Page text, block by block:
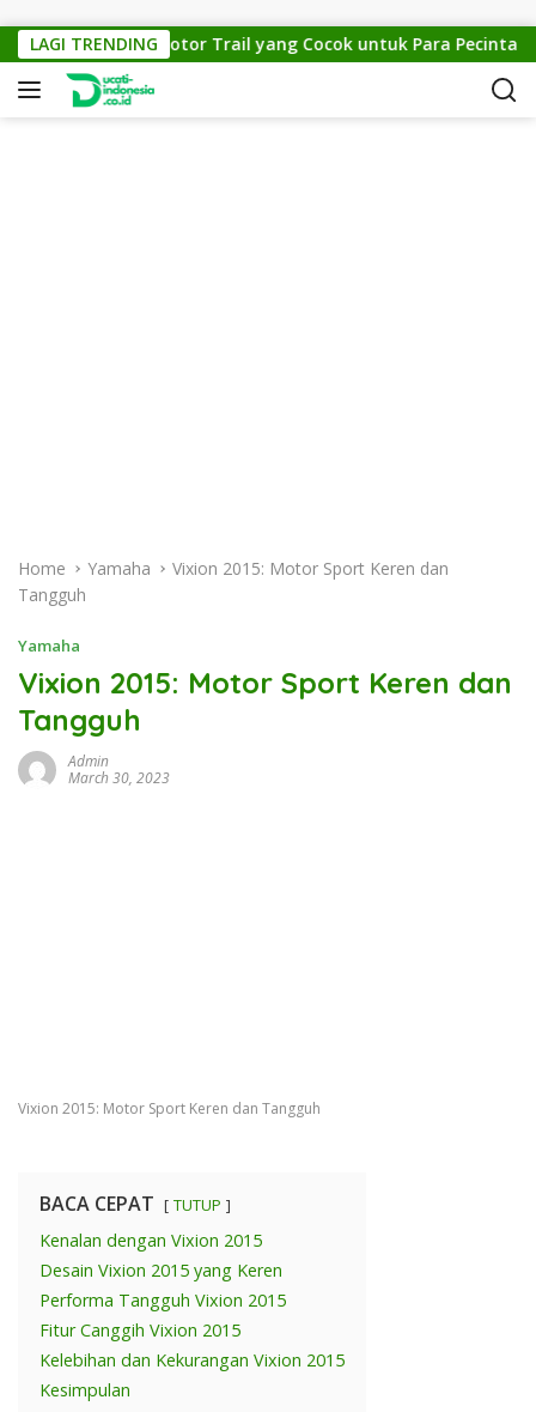
LAGI TRENDING
Cross 150: Motor Trail yang Cocok untuk Para Pecinta Off-
Home Yamaha
Vixion 2015: Motor Sport Keren dan
Tangguh
Yamaha
Vixion 2015: Motor Sport Keren dan
Tangguh
Admin
March 30, 2023
Vixion 2015: Motor Sport Keren dan Tangguh
BACA CEPAT TUTUP
Kenalan dengan Vixion 2015
Desain Vixion 2015 yang Keren
Performa Tangguh Vixion 2015
Fitur Canggih Vixion 2015
Kelebihan dan Kekurangan Vixion 2015
Kesimpulan